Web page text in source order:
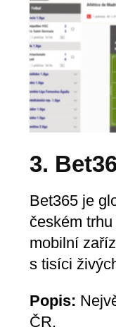
3.
Bet365 je
českém
mobilní
s tisíci
Popis:
ČR.